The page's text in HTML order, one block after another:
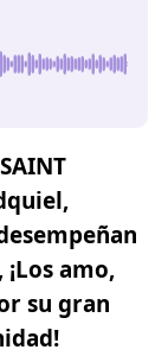
amo,
su gran